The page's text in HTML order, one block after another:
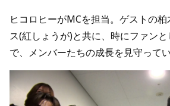
ヒコロヒーがMCを担当。ゲストの
ス(紅しょうが)と共に、時にファン
で、メンバーたちの成長を見守ってい